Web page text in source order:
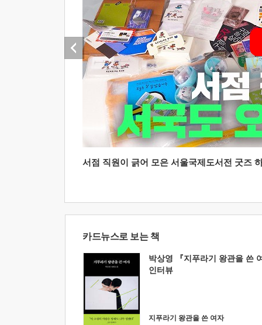
서점 직원이 긁어 모은 서울국제도서전 굿즈
카드뉴스로 보는 책
박상영 『지푸라기 왕관을 쓴
인터뷰
지푸라기 왕관을 쓴 여자